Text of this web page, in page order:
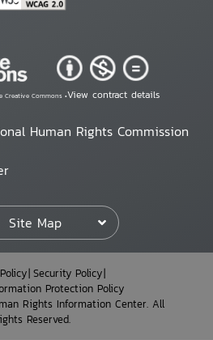
Creative Commons •View contract details
Human Rights Commission
Site Map
Security Policy
Protection Policy
Rights Information Center. All
Reserved.